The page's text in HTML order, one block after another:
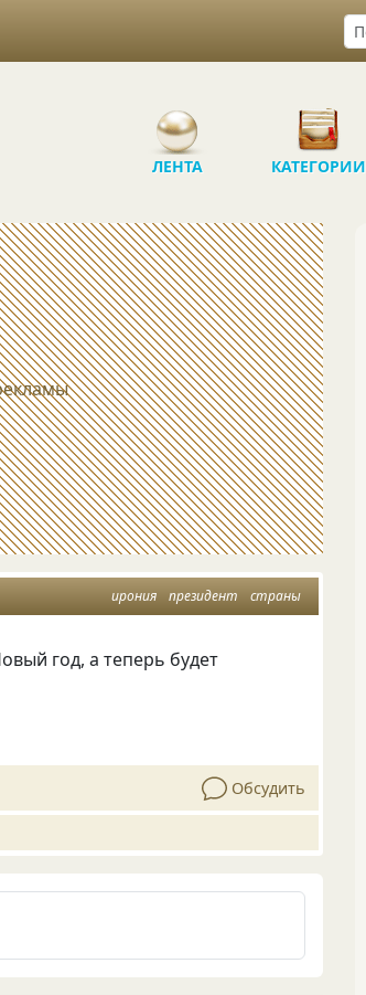
ЛЕНТА КАТЕГОРИИ
ирония президент страны
год, а теперь будет
Обсудить